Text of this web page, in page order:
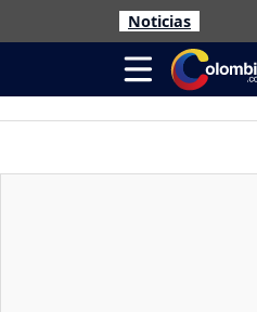
Noticias